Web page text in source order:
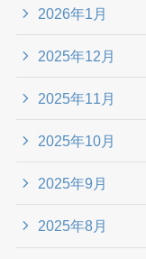
2026年1月
2025年12月
2025年11月
2025年10月
2025年9月
2025年8月